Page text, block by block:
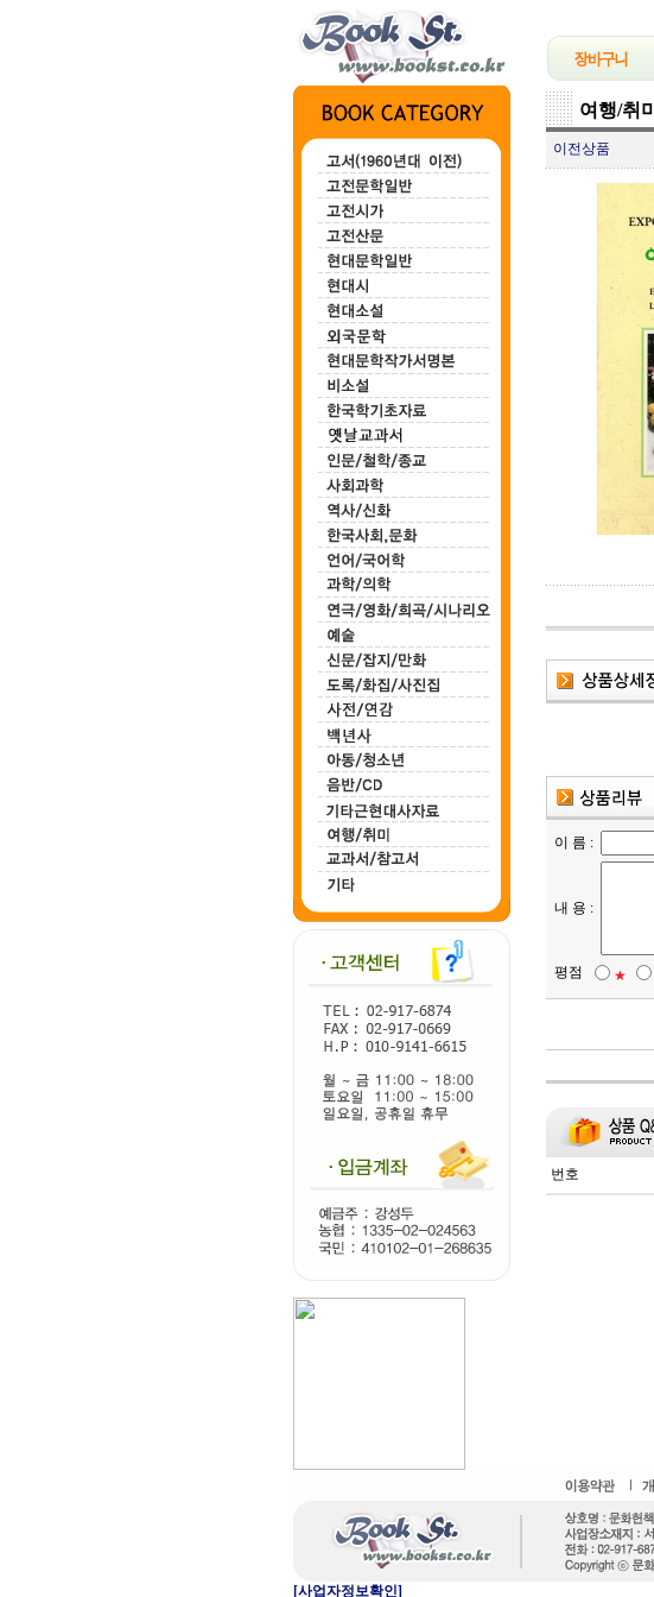
여행/취미
이전상품
이 름 :
내 용 :
평점 ★
번호
[사업자정보확인]